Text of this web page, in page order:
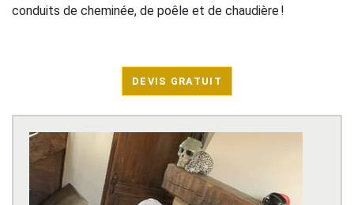
conduits de cheminée, de poêle et de chaudière !
DEVIS GRATUIT